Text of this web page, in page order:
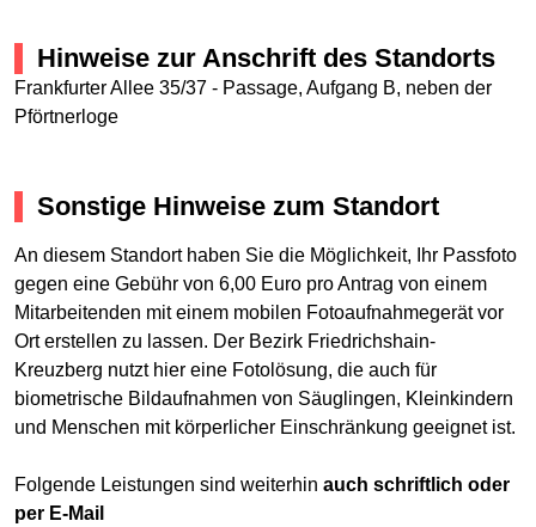
Hinweise zur Anschrift des Standorts
Frankfurter Allee 35/37 - Passage, Aufgang B, neben der
Pförtnerloge
Sonstige Hinweise zum Standort
An diesem Standort haben Sie die Möglichkeit, Ihr Passfoto
gegen eine Gebühr von 6,00 Euro pro Antrag von einem
Mitarbeitenden mit einem mobilen Fotoaufnahmegerät vor
Ort erstellen zu lassen. Der Bezirk Friedrichshain-
Kreuzberg nutzt hier eine Fotolösung, die auch für
biometrische Bildaufnahmen von Säuglingen, Kleinkindern
und Menschen mit körperlicher Einschränkung geeignet ist.
Folgende Leistungen sind weiterhin auch schriftlich oder
per E-Mail